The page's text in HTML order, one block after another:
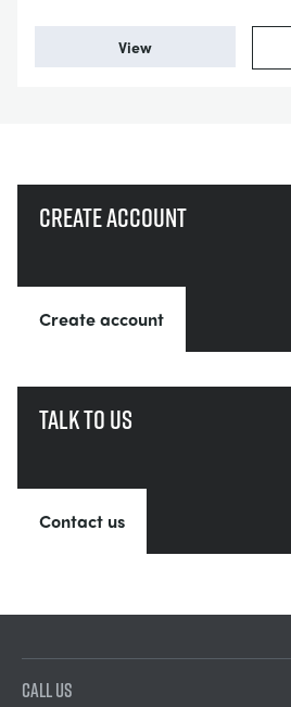
View
Create account
Create account
Talk to us
Contact us
CALL US